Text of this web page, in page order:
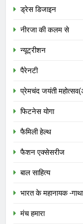
ड्रेस डिजाइन
नीरजा की कलम से
न्यूट्रीशन
पैरेनटी
प्रेमचंद जयंती
फिटनेस योगा
फैमिली हेल्थ
फैशन एक्सेसरीज
बाल साहित्य
भारत के महानायक -
मंच हमारा